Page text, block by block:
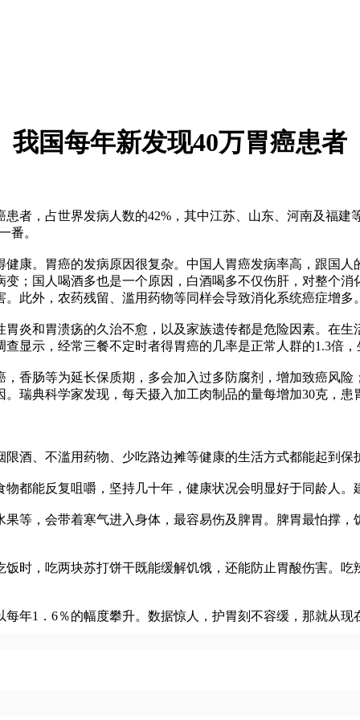
我国每年新发现40万胃癌患者
，占世界发病人数的42%，其中江苏、山东、河南及福建
番。
。胃癌的发病原因很复杂。中国人胃癌发病率高，跟国人
；国人喝酒多也是一个原因，白酒喝多不仅伤肝，对整个
此外，农药残留、滥用药物等同样会导致消化系统癌症增多
和胃溃疡的久治不愈，以及家族遗传都是危险因素。在生
显示，经常三餐不定时者得胃癌的几率是正常人群的1.3倍
肠等为延长保质期，多会加入过多防腐剂，增加致癌风险
瑞典科学家发现，每天摄入加工肉制品的量每增加30克，患
、不滥用药物、少吃路边摊等健康的生活方式都能起到保
能反复咀嚼，坚持几十年，健康状况会明显好于同龄人。
，会带着寒气进入身体，最容易伤及脾胃。脾胃最怕撑，
，吃两块苏打饼干既能缓解饥饿，还能防止胃酸伤害。吃
1．6％的幅度攀升。数据惊人，护胃刻不容缓，那就从现